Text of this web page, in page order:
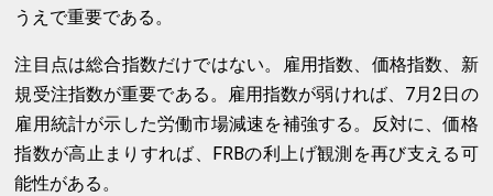
うえで重要である。
注目点は総合指数だけではない。雇用指数、価格指数、新
規受注指数が重要である。雇用指数が弱ければ、7月2日の
雇用統計が示した労働市場減速を補強する。反対に、価格
指数が高止まりすれば、FRBの利上げ観測を再び支える可
能性がある。